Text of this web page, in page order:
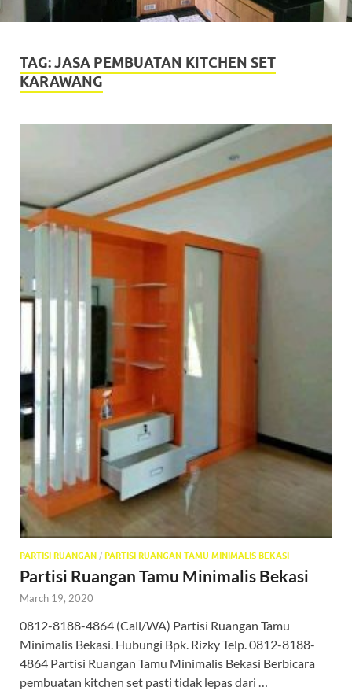
TAG:JASA PEMBUATAN KITCHEN SET
KARAWANG
PARTISI RUANGAN / PARTISI RUANGAN TAMU MINIMALIS BEKASI
Partisi Ruangan Tamu Minimalis Bekasi
March 19, 2020
0812-8188-4864 (Call/WA) Partisi Ruangan Tamu
Minimalis Bekasi. Hubungi Bpk. Rizky Telp. 0812-8188-
4864 Partisi Ruangan Tamu Minimalis Bekasi Berbicara
pembuatan kitchen set pasti tidak lepas dari …